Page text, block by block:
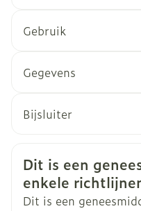
Gebruik
Gegevens
Merken Teva
Bijsluiter
Dit is een
enkele
Dit is een